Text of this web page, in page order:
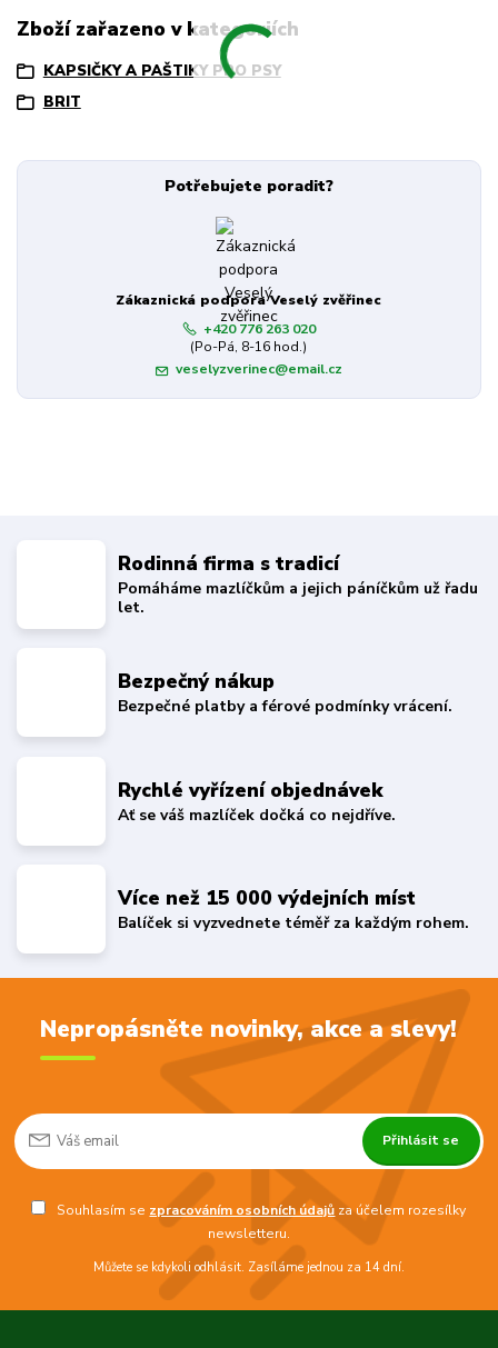
Zboží zařazeno v kategoriích
KAPSIČKY A PAŠTIKY PRO PSY
BRIT
Potřebujete poradit?
Zákaznická podpora Veselý zvěřinec
+420 776 263 020
(Po-Pá, 8-16 hod.)
veselyzverinec@email.cz
Rodinná firma s tradicí
Pomáháme mazlíčkům a jejich páníčkům už řadu
let.
Bezpečný nákup
Bezpečné platby a férové podmínky vrácení.
Rychlé vyřízení objednávek
Ať se váš mazlíček dočká co nejdříve.
Více než 15 000 výdejních míst
Balíček si vyzvednete téměř za každým rohem.
Nepropásněte novinky, akce a slevy!
Přihlásit se
Souhlasím se zpracováním osobních údajů za účelem rozesílky
newsletteru.
Můžete se kdykoli odhlásit. Zasíláme jednou za 14 dní.